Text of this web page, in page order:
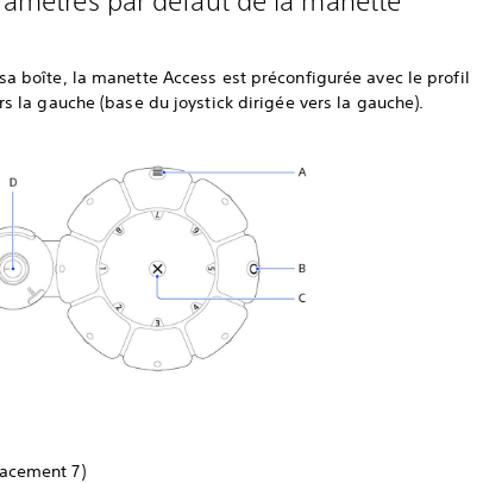
boîte, la manette Access est préconfigurée avec le profil
la gauche (base du joystick dirigée vers la gauche).
7)